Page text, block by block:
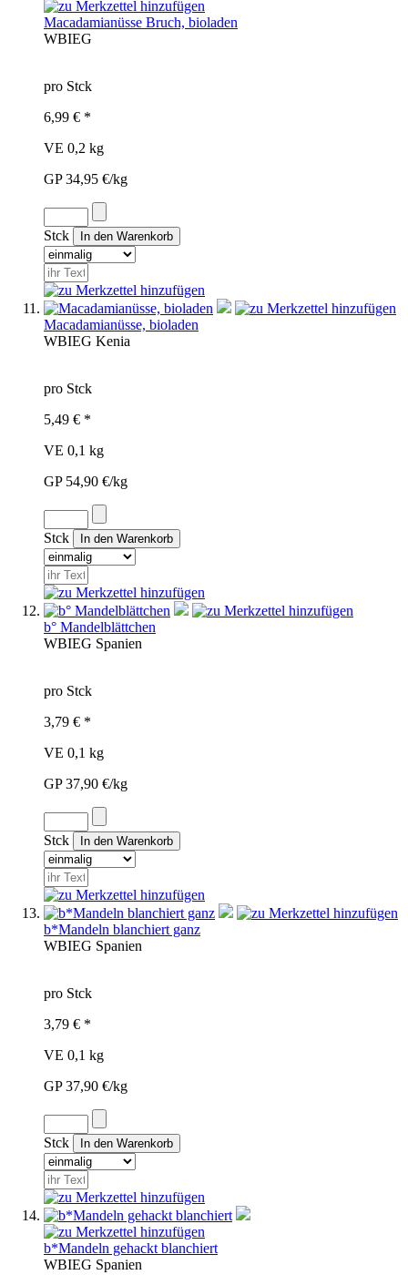
Macadamianüsse Bruch, bioladen
WBIEG
pro Stck
6,99 € *
VE 0,2 kg
GP 34,95 €/kg
Stck
Macadamianüsse, bioladen
WBIEG Kenia
pro Stck
5,49 € *
VE 0,1 kg
GP 54,90 €/kg
Stck
b° Mandelblättchen
WBIEG Spanien
pro Stck
3,79 € *
VE 0,1 kg
GP 37,90 €/kg
Stck
b*Mandeln blanchiert ganz
WBIEG Spanien
pro Stck
3,79 € *
VE 0,1 kg
GP 37,90 €/kg
Stck
b*Mandeln gehackt blanchiert
WBIEG Spanien